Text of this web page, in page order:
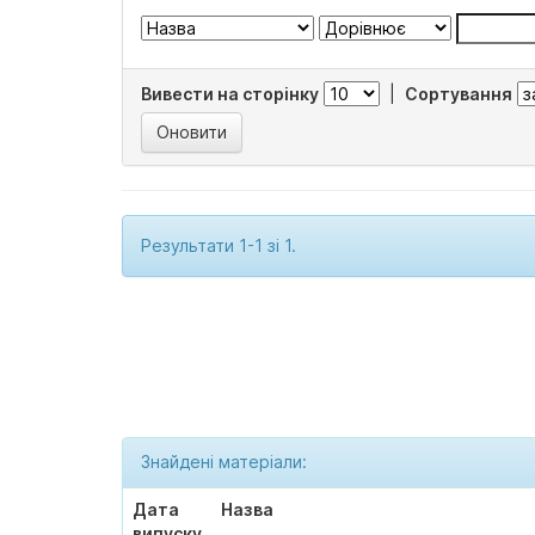
Вивести на сторінку Сортування
Результати 1-1 зі 1.
Знайдені матеріали:
Дата
Назва